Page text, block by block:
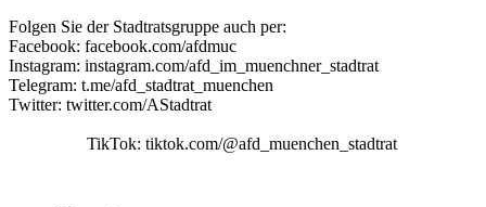
Folgen Sie der Stadtratsgruppe auch per:
Facebook: facebook.com/afdmuc
Instagram: instagram.com/afd_im_muenchner_stadtrat
Telegram: t.me/afd_stadtrat_muenchen
Twitter: twitter.com/AStadtrat
TikTok: tiktok.com/@afd_muenchen_stadtrat